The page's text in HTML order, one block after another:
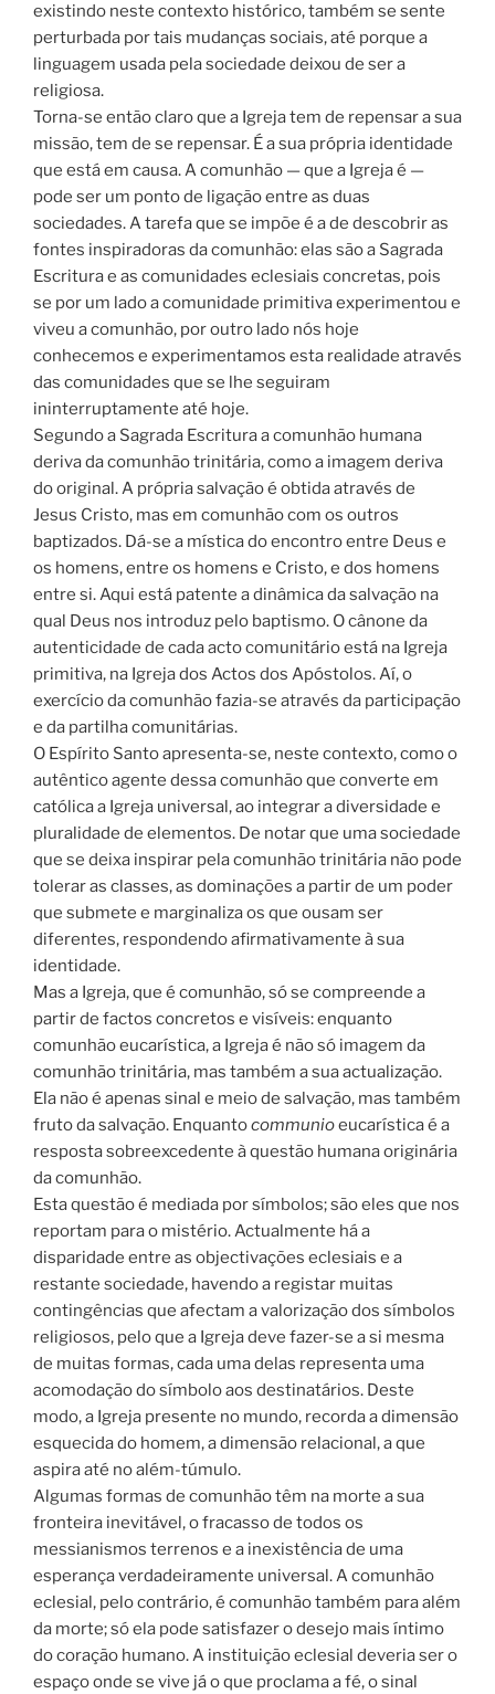
existindo neste contexto histórico, também se sente
perturbada por tais mudanças sociais, até porque a
linguagem usada pela sociedade deixou de ser a
religiosa.
Torna-se então claro que a Igreja tem de repensar a sua
missão, tem de se repensar. É a sua própria identidade
que está em causa. A comunhão — que a Igreja é —
pode ser um ponto de ligação entre as duas
sociedades. A tarefa que se impõe é a de descobrir as
fontes inspiradoras da comunhão: elas são a Sagrada
Escritura e as comunidades eclesiais concretas, pois
se por um lado a comunidade primitiva experimentou e
viveu a comunhão, por outro lado nós hoje
conhecemos e experimentamos esta realidade através
das comunidades que se lhe seguiram
ininterruptamente até hoje.
Segundo a Sagrada Escritura a comunhão humana
deriva da comunhão trinitária, como a imagem deriva
do original. A própria salvação é obtida através de
Jesus Cristo, mas em comunhão com os outros
baptizados. Dá-se a mística do encontro entre Deus e
os homens, entre os homens e Cristo, e dos homens
entre si. Aqui está patente a dinâmica da salvação na
qual Deus nos introduz pelo baptismo. O cânone da
autenticidade de cada acto comunitário está na Igreja
primitiva, na Igreja dos Actos dos Apóstolos. Aí, o
exercício da comunhão fazia-se através da participação
e da partilha comunitárias.
O Espírito Santo apresenta-se, neste contexto, como o
autêntico agente dessa comunhão que converte em
católica a Igreja universal, ao integrar a diversidade e
pluralidade de elementos. De notar que uma sociedade
que se deixa inspirar pela comunhão trinitária não pode
tolerar as classes, as dominações a partir de um poder
que submete e marginaliza os que ousam ser
diferentes, respondendo afirmativamente à sua
identidade.
Mas a Igreja, que é comunhão, só se compreende a
partir de factos concretos e visíveis: enquanto
comunhão eucarística, a Igreja é não só imagem da
comunhão trinitária, mas também a sua actualização.
Ela não é apenas sinal e meio de salvação, mas também
fruto da salvação. Enquantocommunioeucarística é a
resposta sobreexcedente à questão humana originária
da comunhão.
Esta questão é mediada por símbolos; são eles que nos
reportam para o mistério. Actualmente há a
disparidade entre as objectivações eclesiais e a
restante sociedade, havendo a registar muitas
contingências que afectam a valorização dos símbolos
religiosos, pelo que a Igreja deve fazer-se a si mesma
de muitas formas, cada uma delas representa uma
acomodação do símbolo aos destinatários. Deste
modo, a Igreja presente no mundo, recorda a dimensão
esquecida do homem, a dimensão relacional, a que
aspira até no além-túmulo.
Algumas formas de comunhão têm na morte a sua
fronteira inevitável, o fracasso de todos os
messianismos terrenos e a inexistência de uma
esperança verdadeiramente universal. A comunhão
eclesial, pelo contrário, é comunhão também para além
da morte; só ela pode satisfazer o desejo mais íntimo
do coração humano. A instituição eclesial deveria ser o
espaço onde se vive já o que proclama a fé, o sinal